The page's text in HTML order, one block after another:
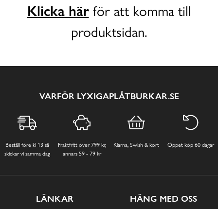
Klicka härför att komma till
produktsidan.
VARFÖR LYXIGAPLÅTBURKAR.SE
Beställ före kl 13 så
skickar vi samma dag
Fraktfritt över 799 kr,
annars 59 - 79 kr
Klarna, Swish & kort Öppet köp 60 dagar
LÄNKAR HÄNG MED OSS